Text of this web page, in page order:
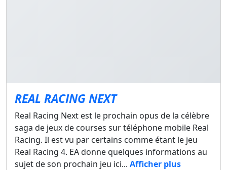
REAL RACING NEXT
Real Racing Next est le prochain opus de la célèbre
saga de jeux de courses sur téléphone mobile Real
Racing. Il est vu par certains comme étant le jeu
Real Racing 4. EA donne quelques informations au
sujet de son prochain jeu ici... Afficher plus